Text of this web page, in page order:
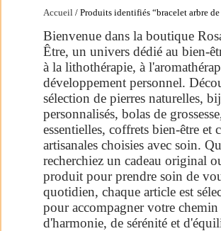
Accueil / Produits identifiés “bracelet arbre
Bienvenue dans la boutique
Être, un univers dédié au bien-
à la lithothérapie, à
développement personnel.
sélection de pierres naturelles,
personnalisés, bolas de
essentielles, coffrets bien-être et
artisanales choisies avec soin.
recherchiez un cadeau original
produit pour prendre soin de
quotidien, chaque article est
pour accompagner votre
d'harmonie, de sérénité et